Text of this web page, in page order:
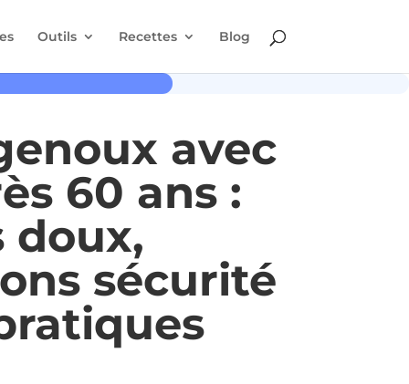
Outils Recettes Blog
avec
60 ans :
doux,
sécurité